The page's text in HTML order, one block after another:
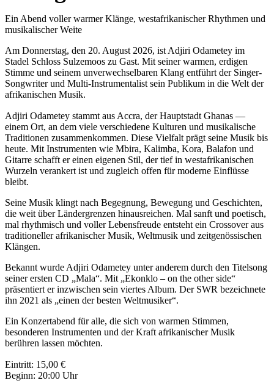
Ein Abend voller warmer Klänge, westafrikanischer Rhythmen und
musikalischer Weite
Am Donnerstag, den 20. August 2026, ist Adjiri Odametey im
Stadel Schloss Sulzemoos zu Gast. Mit seiner warmen, erdigen
Stimme und seinem unverwechselbaren Klang entführt der Singer-
Songwriter und Multi-Instrumentalist sein Publikum in die Welt der
afrikanischen Musik.
Adjiri Odametey stammt aus Accra, der Hauptstadt Ghanas —
einem Ort, an dem viele verschiedene Kulturen und musikalische
Traditionen zusammenkommen. Diese Vielfalt prägt seine Musik bis
heute. Mit Instrumenten wie Mbira, Kalimba, Kora, Balafon und
Gitarre schafft er einen eigenen Stil, der tief in westafrikanischen
Wurzeln verankert ist und zugleich offen für moderne Einflüsse
bleibt.
Seine Musik klingt nach Begegnung, Bewegung und Geschichten,
die weit über Ländergrenzen hinausreichen. Mal sanft und poetisch,
mal rhythmisch und voller Lebensfreude entsteht ein Crossover aus
traditioneller afrikanischer Musik, Weltmusik und zeitgenössischen
Klängen.
Bekannt wurde Adjiri Odametey unter anderem durch den Titelsong
seiner ersten CD „Mala“. Mit „Ekonklo – on the other side“
präsentiert er inzwischen sein viertes Album. Der SWR bezeichnete
ihn 2021 als „einen der besten Weltmusiker“.
Ein Konzertabend für alle, die sich von warmen Stimmen,
besonderen Instrumenten und der Kraft afrikanischer Musik
berühren lassen möchten.
Eintritt: 15,00 €
Beginn: 20:00 Uhr